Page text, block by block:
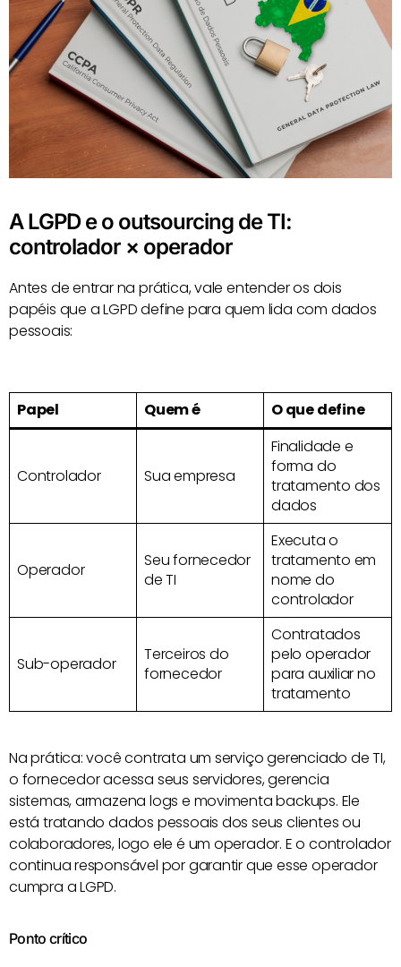
A LGPD e o outsourcing de TI:
controlador × operador
Antes de entrar na prática, vale entender os dois
papéis que a LGPD define para quem lida com dados
pessoais:
Papel Quem é O que define
Controlador Sua empresa
Finalidade e
forma do
tratamento dos
dados
Operador
Seu fornecedor
de TI
Executa o
tratamento em
nome do
controlador
Sub-operador
Terceiros do
fornecedor
Contratados
pelo operador
para auxiliar no
tratamento
Na prática: você contrata um serviço gerenciado de TI,
o fornecedor acessa seus servidores, gerencia
sistemas, armazena logs e movimenta backups. Ele
está tratando dados pessoais dos seus clientes ou
colaboradores, logo ele é um operador. E o controlador
continua responsável por garantir que esse operador
cumpra a LGPD.
Ponto crítico